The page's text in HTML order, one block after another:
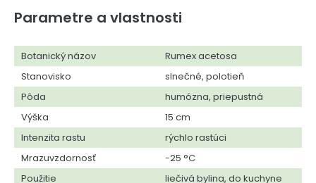
Parametre a vlastnosti
Botanický názov
Rumex acetosa
Stanovisko
slnečné, polotieň
Pôda
humózna, priepustná
Výška
15 cm
Intenzita rastu
rýchlo rastúci
Mrazuvzdornosť
-25 °C
Použitie
liečivá bylina, do kuchyne